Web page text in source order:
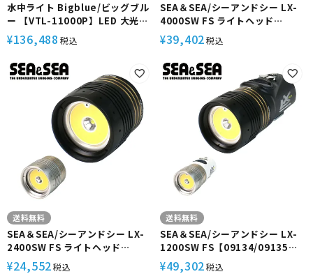
水中ライト Bigblue/ビッグブル
ー 【VTL-11000P】LED 大光量
広範囲 広角 高演色 拡散光 ワイド
スポット 兼用 3段階調光 赤色光
SOS点滅 防水 耐圧 耐腐食 アルミ
映像 動画 撮影 機材 多機能 アク
セサリー ハンドマウント グロー
ブ テクニカルダイビング マリン
¥136,488 税込
SEA＆SEA/シーアンドシー LX-
4000SW FS ライトヘッド
【09160/09161】交換用 パーツ
アクセサリー 予備 ユニット 水中
COB LED 高輝度 大光量 センター
配光 フラッシュセンサー ワイド
スポット 兼用 夜間 撮影 動画 静
止画 機材 防水 小型 軽量 コンパ
クト ダイビング
¥39,402税込
送料無料
SEA＆SEA/シーアンドシー LX-
2400SW FS ライトヘッド
【09158/09159】交換用 パーツ
¥24,552税込
送料無料
SEA＆SEA/シーアンドシー LX-
1200SW FS【09134/09135】
水中 ライト COB LED 高輝度 単
¥49,302税込